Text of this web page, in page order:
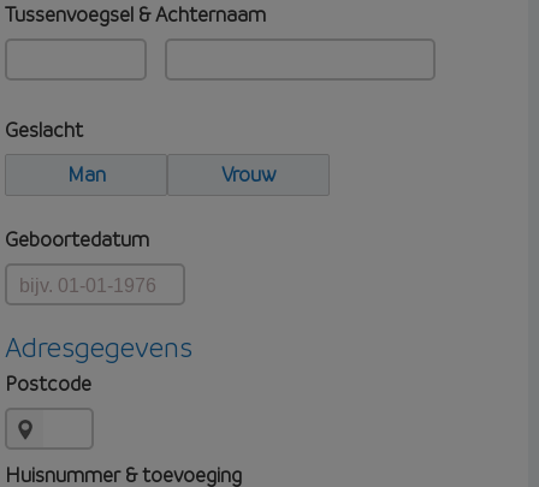
Tussenvoegsel & Achternaam
Geslacht
Man
Vrouw
Geboortedatum
Adresgegevens
Postcode
Huisnummer & toevoeging